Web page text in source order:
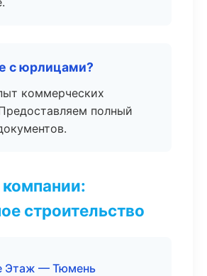
с юрлицами?
коммерческих
полный
строительство
Этаж — Тюмень